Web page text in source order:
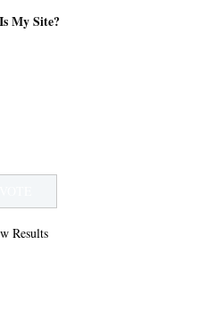
My Site?
Results